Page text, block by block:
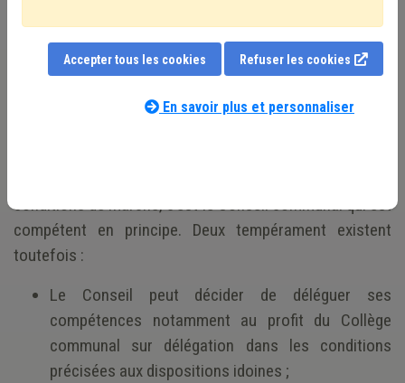
La question de la répartition des compétences au sein
des communes est réglée aux articles L1222-3 et
conditions de marché, c’est le Conseil communal qui est
compétent en principe. Deux tempérament existent
toutefois :
Le Conseil peut décider de déléguer ses
compétences notamment au profit du Collège
communal sur délégation dans les conditions
précisées aux dispositions idoines ;
Accepter tous les cookies Refuser les cookies
En savoir plus et personnaliser